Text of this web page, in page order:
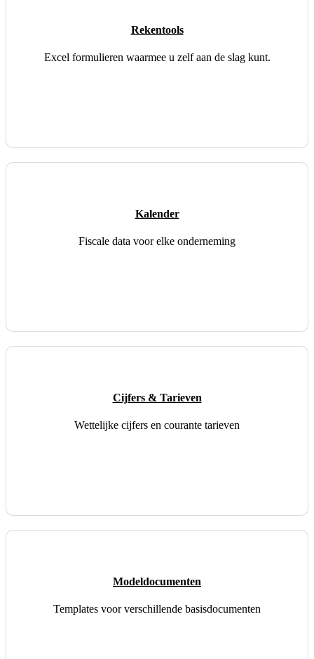
Rekentools
Excel formulieren waarmee u zelf aan de slag kunt.
Kalender
Fiscale data voor elke onderneming
Cijfers & Tarieven
Wettelijke cijfers en courante tarieven
Modeldocumenten
Templates voor verschillende basisdocumenten